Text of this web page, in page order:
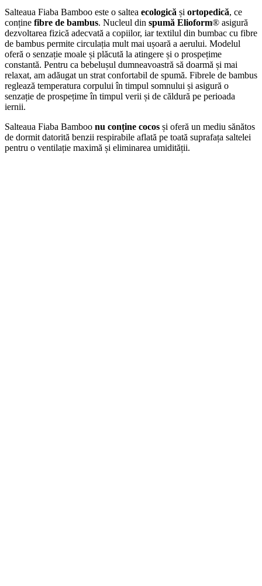
Salteaua Fiaba Bamboo este o saltea ecologică și ortopedică, ce
conține fibre de bambus. Nucleul din spumă Elioform® asigură
dezvoltarea fizică adecvată a copiilor, iar textilul din bumbac cu fibre
de bambus permite circulația mult mai ușoară a aerului. Modelul
oferă o senzație moale și plăcută la atingere și o prospețime
constantă. Pentru ca bebelușul dumneavoastră să doarmă și mai
relaxat, am adăugat un strat confortabil de spumă. Fibrele de bambus
reglează temperatura corpului în timpul somnului și asigură o
senzație de prospețime în timpul verii și de căldură pe perioada
iernii.
Salteaua Fiaba Bamboo nu conține cocos și oferă un mediu sănătos
de dormit datorită benzii respirabile aflată pe toată suprafața saltelei
pentru o ventilație maximă și eliminarea umidității.